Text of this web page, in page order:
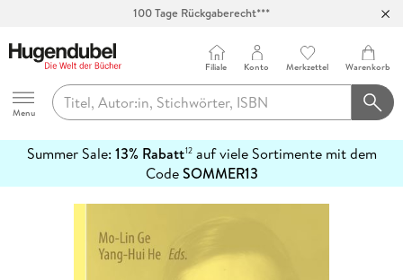
100 Tage Rückgaberecht***
Hugendubel
Menu
Filiale Konto Merkzettel Warenkorb
Summer Sale: 13% Rabatt12auf viele Sortimente mit dem
CodeSOMMER13
erfahren